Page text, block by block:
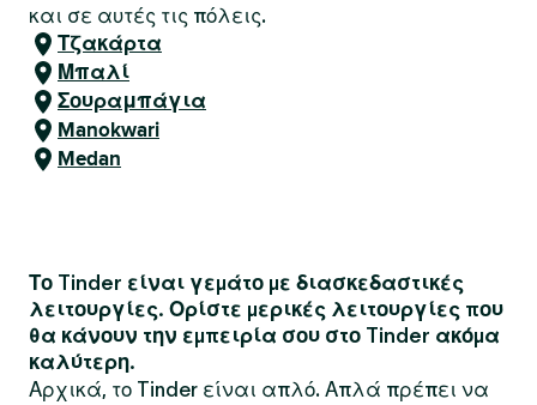
και σε αυτές τις πόλεις.
Τζακάρτα
Μπαλί
Σουραμπάγια
Manokwari
Medan
Το Tinder είναι γεμάτο με διασκεδαστικές
λειτουργίες. Ορίστε μερικές λειτουργίες που
θα κάνουν την εμπειρία σου στο Tinder ακόμα
καλύτερη.
Αρχικά, το Tinder είναι απλό. Απλά πρέπει να